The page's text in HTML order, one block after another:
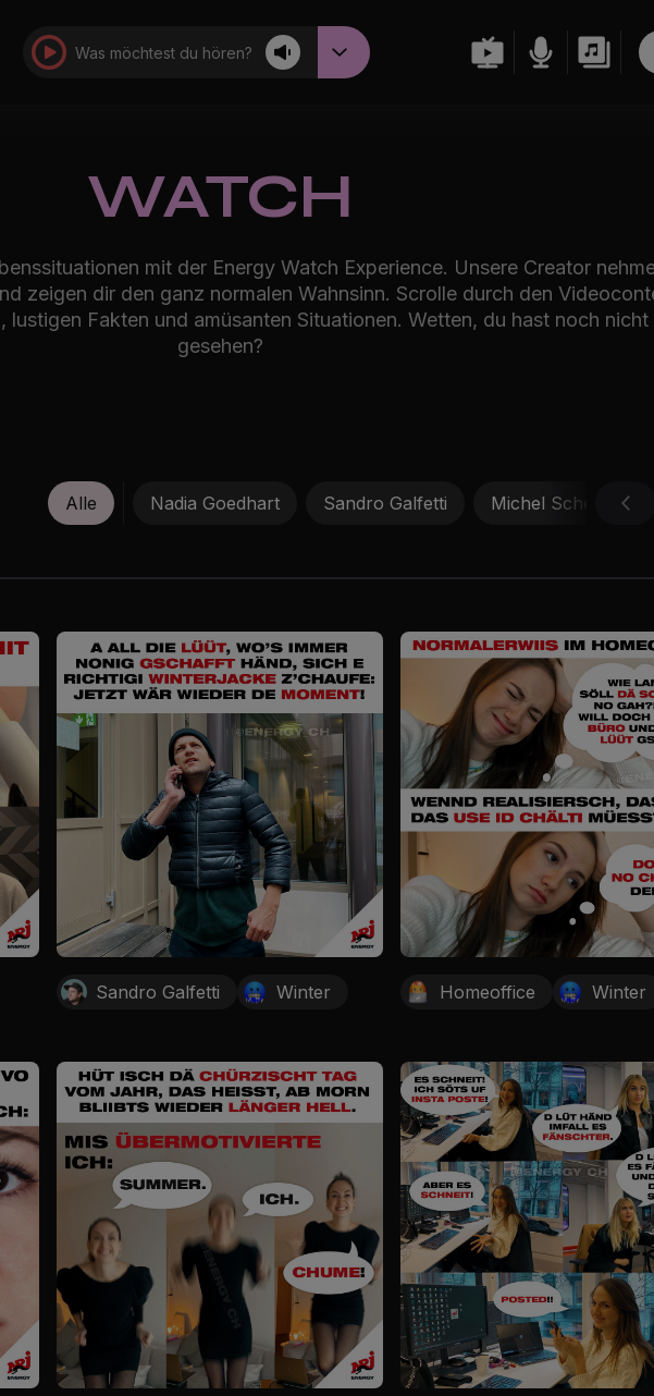
Was möchtest du hören?
WATCH
mit der Energy Watch Experience. Unsere Creator
zeigen dir den ganz normalen Wahnsinn. Scrolle durch den
lustigen Fakten und amüsanten Situationen. Wetten, du hast noch nicht
gesehen?
Alle Nadia Goedhart Sandro Galfetti Michel Schelker
Sandro Galfetti Winter Homeoffice Winter